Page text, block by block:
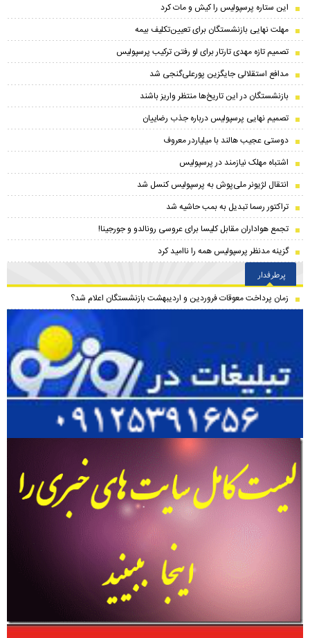
این ستاره پرسپولیس را کیش و مات کرد
مهلت نهایی بازنشستگان برای تعیین‌تکلیف بیمه
تصمیم تازه مهدی تارتار برای لو رفتن ترکیب پرسپولیس
مدافع استقلالی جایگزین پورعلی‌گنجی شد
بازنشستگان در این تاریخ‌ها منتظر واریز باشند
تصمیم نهایی پرسپولیس درباره جذب رضاییان
دوستی عجیب هالند با میلیاردر معروف
اشتباه مهلک نیازمند در پرسپولیس
انتقال لژیونر ملی‌پوش به پرسپولیس کنسل شد
تراکتور رسما تبدیل به بمب حاشیه شد
تجمع هواداران مقابل کلیسا برای عروسی رونالدو و جورجینا!
گزینه مدنظر پرسپولیس همه را ناامید کرد
پرطرفدار
زمان پرداخت معوقات فروردین و اردیبهشت بازنشستگان اعلام شد؟